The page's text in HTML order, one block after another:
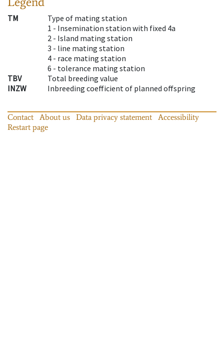
TM
Type of mating station
1 - Insemination station with fixed 4a
2 - Island mating station
3 - line mating station
4 - race mating station
6 - tolerance mating station
TBV
Total breeding value
INZW
Inbreeding coefficient of planned offspring
Contact About us Data privacy statement
Accessibility
Restart page